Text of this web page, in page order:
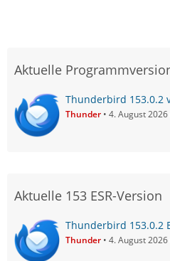
Aktuelle
Thunderbird 153.0.2
Thunder 4. August
Aktuelle 153 ESR-Version
Thunderbird 153.0.2
Thunder 4. August